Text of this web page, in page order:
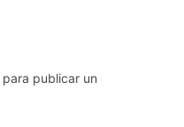
para publicar un